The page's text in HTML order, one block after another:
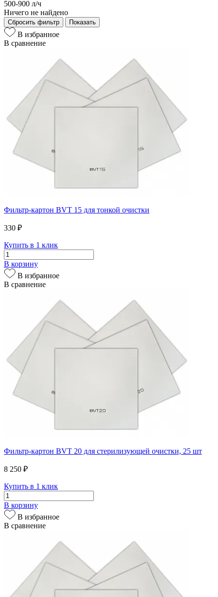
500-900 л/ч
Ничего не найдено
Сбросить фильтр Показать
В избранное
В сравнение
Фильтр-картон BVT 15 для тонкой очистки
330 ₽
Купить в 1 клик
В корзину
В избранное
В сравнение
Фильтр-картон BVT 20 для стерилизующей очистки, 25 шт
8 250 ₽
Купить в 1 клик
В корзину
В избранное
В сравнение